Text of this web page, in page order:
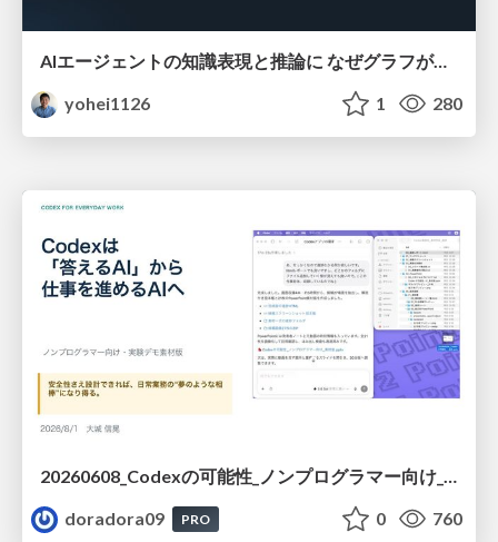
AIエージェントの知識表現と推論に なぜグラフが使われるのか - 記号的AIの復権とニューラルAIとの統合
yohei1126
1 280
doradora09
PRO 0 760